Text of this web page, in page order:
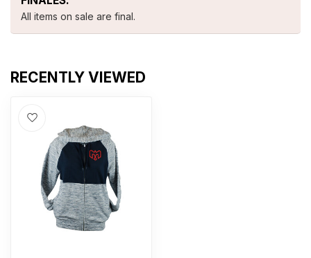
All items on sale are final.
RECENTLY VIEWED